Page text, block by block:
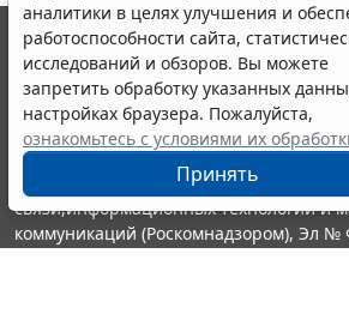
аналитики в целях улучшения и
работоспособности сайта,
исследований и обзоров. Вы можете
запретить обработку указанных
настройках браузера. Пожалуйста,
ознакомьтесь с условиями их
Принять
© ООО "НПП "ГАРАНТ-СЕРВИС", 2026.
выпускается с 1990 года. Компания
являются участниками Российской
информации ГАРАНТ.
Портал ГАРАНТ.РУ зарегистрирован в
издания Федеральной службой по
связи,информационных технологий и
коммуникаций (Роскомнадзором), Эл №